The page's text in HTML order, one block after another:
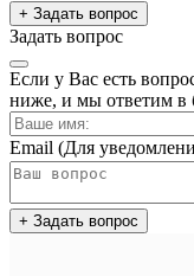
+ Задать вопрос
Задать вопрос
Если у Вас есть
ниже, и мы ответим в
Email (Для
+ Задать вопрос